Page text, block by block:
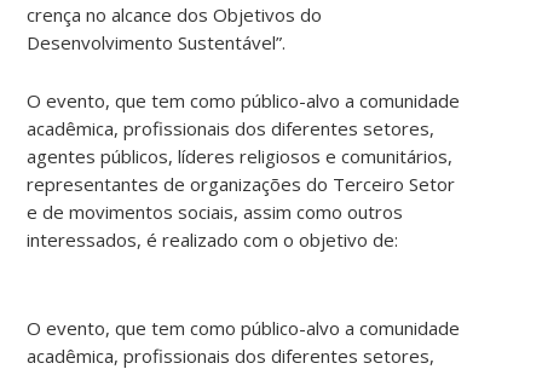
crença no alcance dos Objetivos do
Desenvolvimento Sustentável”.
O evento, que tem como público-alvo a comunidade
acadêmica, profissionais dos diferentes setores,
agentes públicos, líderes religiosos e comunitários,
representantes de organizações do Terceiro Setor
e de movimentos sociais, assim como outros
interessados, é realizado com o objetivo de:
O evento, que tem como público-alvo a comunidade
acadêmica, profissionais dos diferentes setores,